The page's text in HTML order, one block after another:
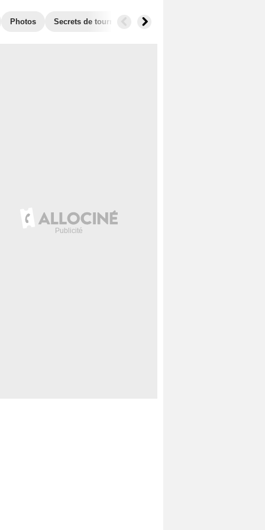
Photos Secrets de tournage Box Office